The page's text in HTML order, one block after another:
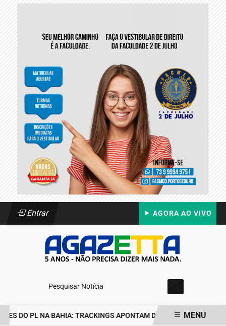
Entrar AGORA AO VIVO
Pesquisar Notícia
DO PL NA BAHIA: TRACKINGS APONTAM DRA. RAISSA SOARES
MENU